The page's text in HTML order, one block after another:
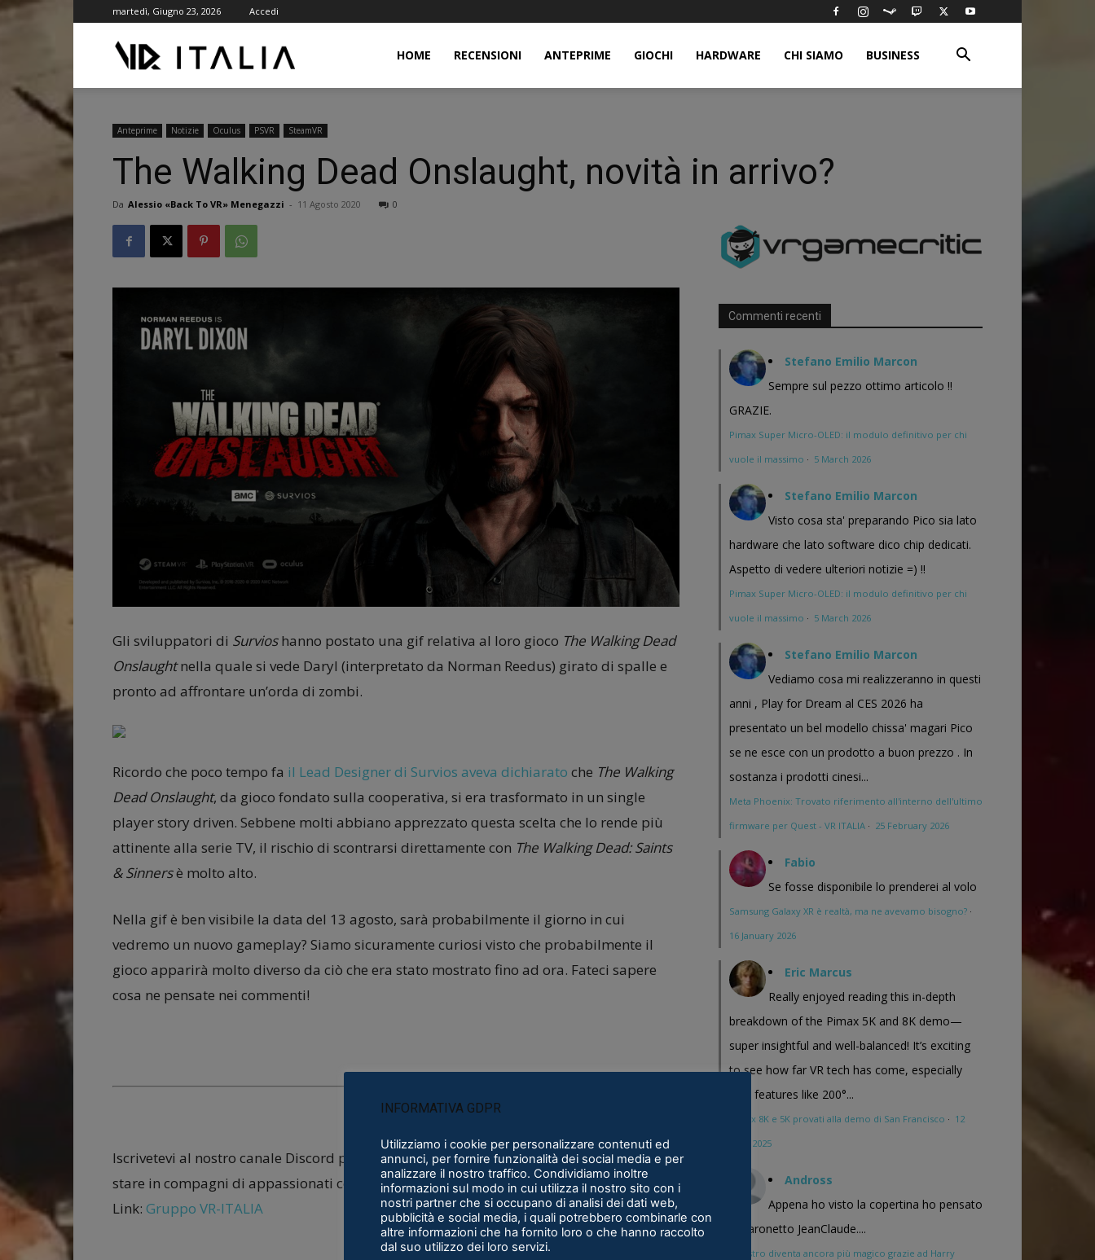
martedì, Giugno 23, 2026 Accedi
HOME RECENSIONI ANTEPRIME GIOCHI HARDWARE CHI SIAMO BUSINESS
Anteprime Notizie Oculus PSVR SteamVR
The Walking Dead Onslaught, novità in arrivo?
Da Alessio «Back To VR» Menegazzi - 11 Agosto 2020 0
Gli sviluppatori di Survioshanno postato una gif relativa al loro gioco The Walking Dead
Onslaughtnella quale si vede Daryl (interpretato da Norman Reedus) girato di spalle e
pronto ad affrontare un’orda di zombi.
Ricordo che poco tempo fa il Lead Designer di Survios aveva dichiarato che The Walking
Dead Onslaught, da gioco fondato sulla cooperativa, si era trasformato in un single
player story driven. Sebbene molti abbiano apprezzato questa scelta che lo rende più
attinente alla serie TV, il rischio di scontrarsi direttamente con The Walking Dead: Saints
& Sinnersè molto alto.
Nella gif è ben visibile la data del 13 agosto, sarà probabilmente il giorno in cui
vedremo un nuovo gameplay? Siamo sicuramente curiosi visto che probabilmente il
gioco apparirà molto diverso da ciò che era stato mostrato fino ad ora. Fateci sapere
cosa ne pensate nei commenti!
Iscrivetevi al nostro canale Discord per restare sempre aggiornati sulle ultime novità e
stare in compagni di appassionati come voi!
Link: Gruppo VR-ITALIA
Commenti recenti
Stefano Emilio Marcon
Sempre sul pezzo ottimo articolo !!
GRAZIE.
Pimax Super Micro-OLED: il modulo definitivo per chi
vuole il massimo · 5 March 2026
Stefano Emilio Marcon
Visto cosa sta' preparando Pico sia lato
hardware che lato software dico chip dedicati.
Aspetto di vedere ulteriori notizie =) !!
Pimax Super Micro-OLED: il modulo definitivo per chi
vuole il massimo · 5 March 2026
Stefano Emilio Marcon
Vediamo cosa mi realizzeranno in questi
anni , Play for Dream al CES 2026 ha
presentato un bel modello chissa' magari Pico
se ne esce con un prodotto a buon prezzo . In
sostanza i prodotti cinesi...
Meta Phoenix: Trovato riferimento all'interno dell'ultimo
firmware per Quest - VR ITALIA · 25 February 2026
Fabio
Se fosse disponibile lo prenderei al volo
Samsung Galaxy XR è realtà, ma ne avevamo bisogno? ·
16 January 2026
Eric Marcus
Really enjoyed reading this in-depth
breakdown of the Pimax 5K and 8K demo—
super insightful and well-balanced! It’s exciting
to see how far VR tech has come, especially
with features like 200°...
Pimax 8K e 5K provati alla demo di San Francisco · 12
April 2025
Andross
Appena ho visto la copertina ho pensato
al baronetto JeanClaude....
Maestro diventa ancora più magico grazie ad Harry
INFORMATIVA GDPR
Utilizziamo i cookie per personalizzare contenuti ed
annunci, per fornire funzionalità dei social media e per
analizzare il nostro traffico. Condividiamo inoltre
informazioni sul modo in cui utilizza il nostro sito con i
nostri partner che si occupano di analisi dei dati web,
pubblicità e social media, i quali potrebbero combinarle con
altre informazioni che ha fornito loro o che hanno raccolto
dal suo utilizzo dei loro servizi.